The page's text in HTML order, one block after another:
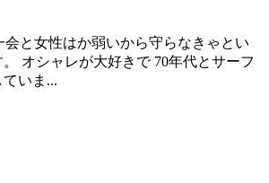
会と女性はか弱いから守らなきゃとい
オシャレが大好きで 70年代とサーフ
いま...